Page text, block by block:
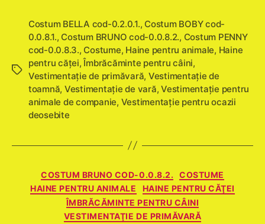
Etichete
Costum BELLA cod-0.2.0.1., Costum BOBY cod-
0.0.8.1., Costum BRUNO cod-0.0.8.2., Costum PENNY
cod-0.0.8.3., Costume, Haine pentru animale, Haine
pentru căţei,Îmbrăcăminte pentru câini,
Vestimentaţie de primăvară, Vestimentaţie de
toamnă, Vestimentaţie de vară,Vestimentație pentru
animale de companie, Vestimentaţie pentru ocazii
deosebite
Categorii
COSTUM BRUNO COD-0.0.8.2.
COSTUME
HAINE PENTRU ANIMALE
HAINE PENTRU CĂŢEI
ÎMBRĂCĂMINTE PENTRU CÂINI
VESTIMENTAŢIE DE PRIMĂVARĂ